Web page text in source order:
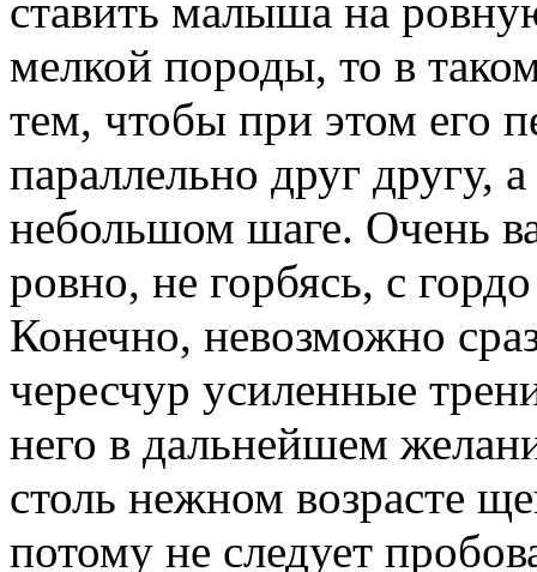
ставить малыша на
мелкой породы, то в
тем, чтобы при этом его
параллельно друг другу,
небольшом шаге. Очень
ровно, не горбясь, с
Конечно, невозможно
чересчур усиленные
него в дальнейшем
столь нежном возрасте
потому не следует